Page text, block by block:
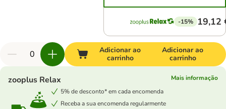
-15% 19,12
Adicionar ao
carrinho
Adicionar ao
carrinho
zooplus Relax
Mais informação
5% de desconto* em cada encomenda
Receba a sua encomenda regularmente